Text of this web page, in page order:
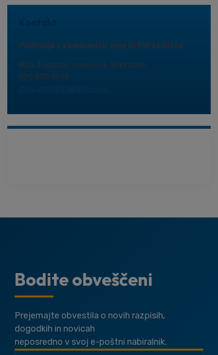
Področje za komuniciranje in RRI stičišče
Mito Žnidarko, pomočnik direktorja
(01) 400 5976
Bodite obveščeni
Prejemajte obvestila o novih razpisih,
dogodkih in novicah
neposredno v svoj e-poštni nabiralnik.